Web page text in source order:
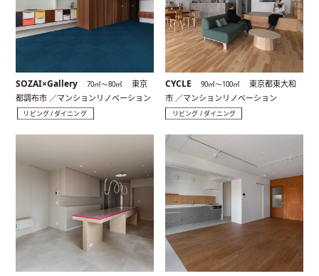
SOZAI×Gallery 70㎡〜80㎡
東京
都調布市 ／マンションリノベーション
リビング / ダイニング
CYCLE 90㎡〜100㎡
東京都東大和
市 ／マンションリノベーション
リビング / ダイニング